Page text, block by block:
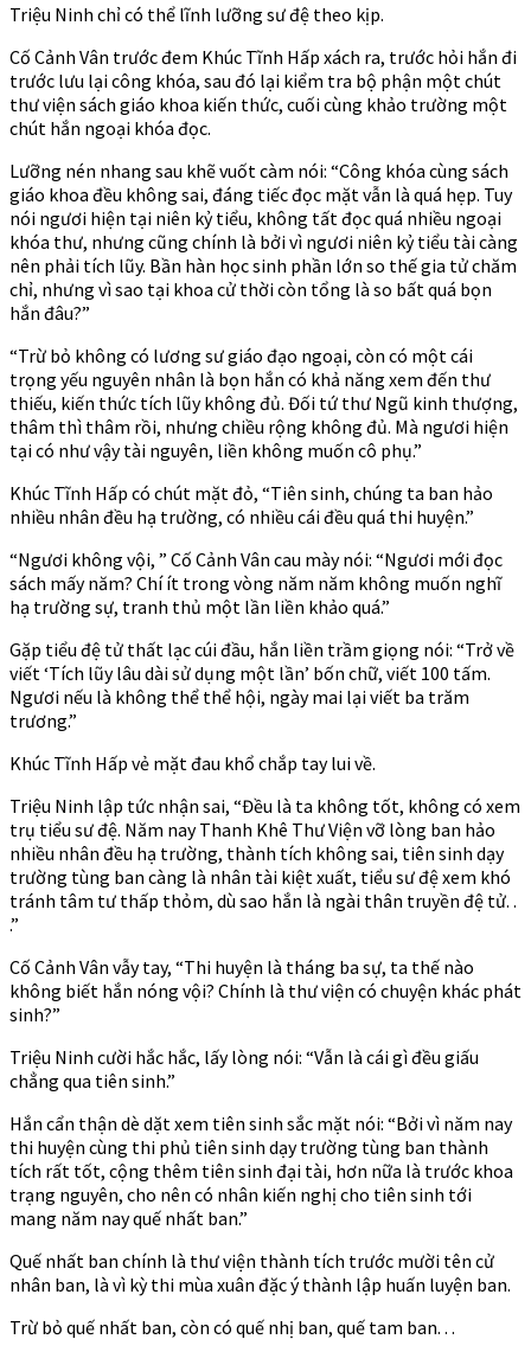
Triệu Ninh chỉ có thể lĩnh lưỡng sư đệ theo kịp.
Cố Cảnh Vân trước đem Khúc Tĩnh Hấp xách ra, trước hỏi hắn đi
trước lưu lại công khóa, sau đó lại kiểm tra bộ phận một chút
thư viện sách giáo khoa kiến thức, cuối cùng khảo trường một
chút hắn ngoại khóa đọc.
Lưỡng nén nhang sau khẽ vuốt càm nói: “Công khóa cùng sách
giáo khoa đều không sai, đáng tiếc đọc mặt vẫn là quá hẹp. Tuy
nói ngươi hiện tại niên kỷ tiểu, không tất đọc quá nhiều ngoại
khóa thư, nhưng cũng chính là bởi vì ngươi niên kỷ tiểu tài càng
nên phải tích lũy. Bần hàn học sinh phần lớn so thế gia tử chăm
chỉ, nhưng vì sao tại khoa cử thời còn tổng là so bất quá bọn
hắn đâu?”
“Trừ bỏ không có lương sư giáo đạo ngoại, còn có một cái
trọng yếu nguyên nhân là bọn hắn có khả năng xem đến thư
thiếu, kiến thức tích lũy không đủ. Đối tứ thư Ngũ kinh thượng,
thâm thì thâm rồi, nhưng chiều rộng không đủ. Mà ngươi hiện
tại có như vậy tài nguyên, liền không muốn cô phụ.”
Khúc Tĩnh Hấp có chút mặt đỏ, “Tiên sinh, chúng ta ban hảo
nhiều nhân đều hạ trường, có nhiều cái đều quá thi huyện.”
“Ngươi không vội, ” Cố Cảnh Vân cau mày nói: “Ngươi mới đọc
sách mấy năm? Chí ít trong vòng năm năm không muốn nghĩ
hạ trường sự, tranh thủ một lần liền khảo quá.”
Gặp tiểu đệ tử thất lạc cúi đầu, hắn liền trầm giọng nói: “Trở về
viết ‘Tích lũy lâu dài sử dụng một lần’ bốn chữ, viết 100 tấm.
Ngươi nếu là không thể thể hội, ngày mai lại viết ba trăm
trương.”
Khúc Tĩnh Hấp vẻ mặt đau khổ chắp tay lui về.
Triệu Ninh lập tức nhận sai, “Đều là ta không tốt, không có xem
trụ tiểu sư đệ. Năm nay Thanh Khê Thư Viện vỡ lòng ban hảo
nhiều nhân đều hạ trường, thành tích không sai, tiên sinh dạy
trường tùng ban càng là nhân tài kiệt xuất, tiểu sư đệ xem khó
tránh tâm tư thấp thỏm, dù sao hắn là ngài thân truyền đệ tử. .
.”
Cố Cảnh Vân vẫy tay, “Thi huyện là tháng ba sự, ta thế nào
không biết hắn nóng vội? Chính là thư viện có chuyện khác phát
sinh?”
Triệu Ninh cười hắc hắc, lấy lòng nói: “Vẫn là cái gì đều giấu
chẳng qua tiên sinh.”
Hắn cẩn thận dè dặt xem tiên sinh sắc mặt nói: “Bởi vì năm nay
thi huyện cùng thi phủ tiên sinh dạy trường tùng ban thành
tích rất tốt, cộng thêm tiên sinh đại tài, hơn nữa là trước khoa
trạng nguyên, cho nên có nhân kiến nghị cho tiên sinh tới
mang năm nay quế nhất ban.”
Quế nhất ban chính là thư viện thành tích trước mười tên cử
nhân ban, là vì kỳ thi mùa xuân đặc ý thành lập huấn luyện ban.
Trừ bỏ quế nhất ban, còn có quế nhị ban, quế tam ban. . .